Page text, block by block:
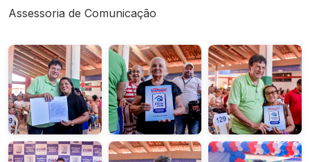
Assessoria de Comunicação